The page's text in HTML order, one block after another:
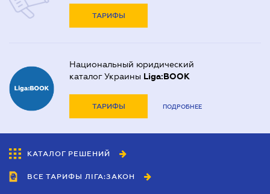
ТАРИФЫ
Национальный юридический
каталог Украины Liga:BOOK
ТАРИФЫ ПОДРОБНЕЕ
КАТАЛОГ РЕШЕНИЙ
ВСЕ ТАРИФЫ ЛІГА:ЗАКОН